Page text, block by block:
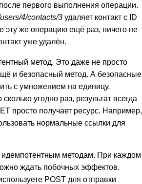
первого выполнения операции.
4/contacts/3 удаляет контакт с ID
эту же операцию ещё раз, ничего не
уже удалён.
метод. Это даже не просто
и безопасный метод. А безопасные
с умножением на единицу.
угодно раз, результат всегда
просто получает ресурс. Например,
нормальные ссылки для
идемпотентным методам. При каждом
ждать побочных эффектов.
POST для отправки